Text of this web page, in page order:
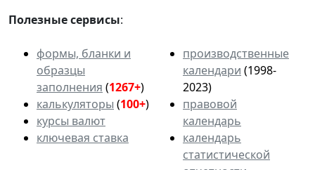
Полезные сервисы:
формы, бланки и
образцы
заполнения (1267+)
калькуляторы (100+)
курсы валют
ключевая ставка
производственные
календари (1998-
2023)
правовой
календарь
календарь
статистической